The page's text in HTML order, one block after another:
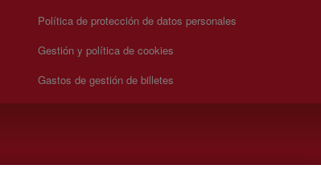
Política de protección de datos personales
Gestión y política de cookies
Gastos de gestión de billetes